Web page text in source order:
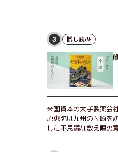
3 試し読み
米国資本の大手製薬会
原恵弥は九州のＮ崎を
した不思議な数え唄の